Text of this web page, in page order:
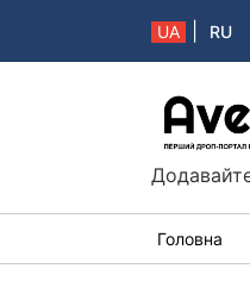
UA RU
Aveopt –
Головна